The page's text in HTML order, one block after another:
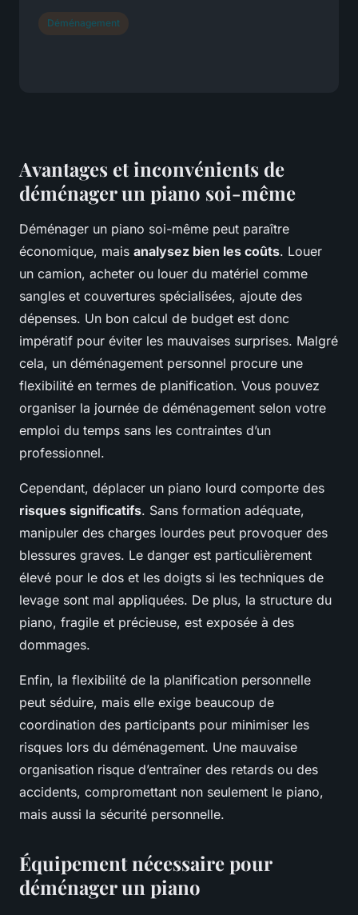
Avantages et inconvénients de
déménager un piano soi-même
Déménager un piano soi-même peut paraître
économique, mais analysez bien les coûts. Louer
un camion, acheter ou louer du matériel comme
sangles et couvertures spécialisées, ajoute des
dépenses. Un bon calcul de budget est donc
impératif pour éviter les mauvaises surprises. Malgré
cela, un déménagement personnel procure une
flexibilité en termes de planification. Vous pouvez
organiser la journée de déménagement selon votre
emploi du temps sans les contraintes d’un
professionnel.
Cependant, déplacer un piano lourd comporte des
risques significatifs. Sans formation adéquate,
manipuler des charges lourdes peut provoquer des
blessures graves. Le danger est particulièrement
élevé pour le dos et les doigts si les techniques de
levage sont mal appliquées. De plus, la structure du
piano, fragile et précieuse, est exposée à des
dommages.
Enfin, la flexibilité de la planification personnelle
peut séduire, mais elle exige beaucoup de
coordination des participants pour minimiser les
risques lors du déménagement. Une mauvaise
organisation risque d’entraîner des retards ou des
accidents, compromettant non seulement le piano,
mais aussi la sécurité personnelle.
Équipement nécessaire pour
déménager un piano
Déménagement